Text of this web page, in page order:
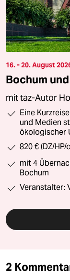
16. - 20. August
Bochum
mit taz-Autor
Eine
und Medien
ökologischer
820 € (DZ/
mit 4
Bochum
Veranstalter:
2